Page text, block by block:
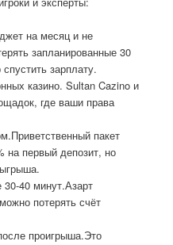
на месяц и не
запланированные 30
зарплату.
казино. Sultan Cazino и
где ваши права
пакет
на первый депозит, но
40 минут.Азарт
потерять счёт
проигрыша.Это